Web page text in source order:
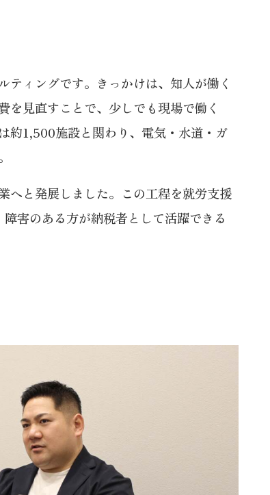
ィングです。きっかけは、知人が働く
見直すことで、少しでも現場で働く
約1,500施設と関わり、電気・水道・ガ
へと発展しました。この工程を就労支援
害のある方が納税者として活躍できる